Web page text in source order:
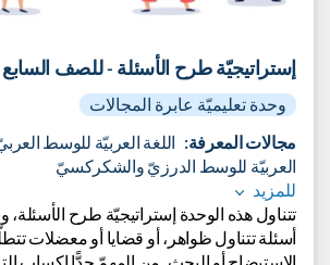
إستراتيجيّة طرح الأسئلة - للصف السابع